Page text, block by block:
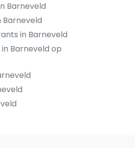
Barneveld
in Barneveld
Barneveld op